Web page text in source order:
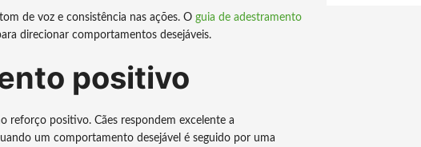
de voz e consistência nas ações. O guia de adestramento
direcionar comportamentos desejáveis.
positivo
reforço positivo. Cães respondem excelente a
um comportamento desejável é seguido por uma